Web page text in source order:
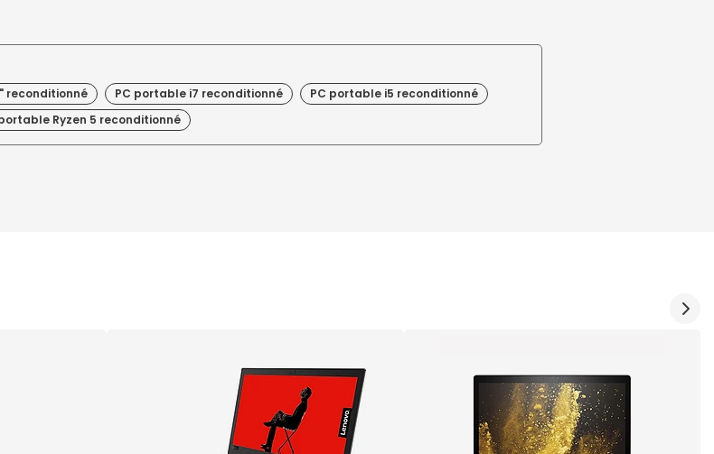
reconditionné PC portable i7 reconditionné
PC portable i5 reconditionné
Ryzen 5 reconditionné